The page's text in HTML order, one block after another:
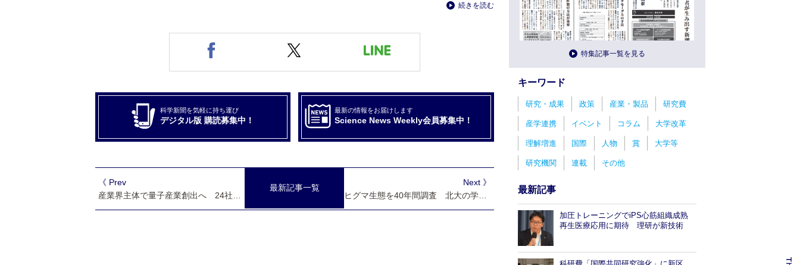
続きを読む
科学新聞を気軽に持ち運び
デジタル版 購読募集中！
最新の情報をお届けします
Science News Weekly会員募集中！
最新記事一覧
Next 》
《 Prev
特集記事一覧を見る
キーワード
研究・成果 政策 産業・製品 研究費
産学連携 イベント コラム 大学改革
理解増進 国際 人物 賞 大学等
研究機関 連載 その他
最新記事
加圧トレーニングでiPS心筋組織成熟
再生医療応用に期待 理研が新技術